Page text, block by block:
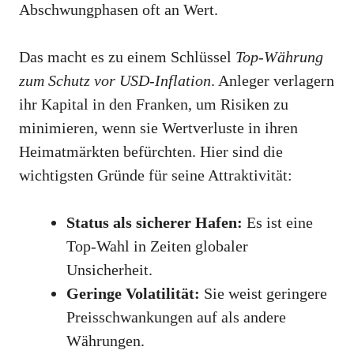
Abschwungphasen oft an Wert.
Das macht es zu einem Schlüssel Top-Währung
zum Schutz vor USD-Inflation. Anleger verlagern
ihr Kapital in den Franken, um Risiken zu
minimieren, wenn sie Wertverluste in ihren
Heimatmärkten befürchten. Hier sind die
wichtigsten Gründe für seine Attraktivität:
Status als sicherer Hafen: Es ist eine
Top-Wahl in Zeiten globaler
Unsicherheit.
Geringe Volatilität: Sie weist geringere
Preisschwankungen auf als andere
Währungen.